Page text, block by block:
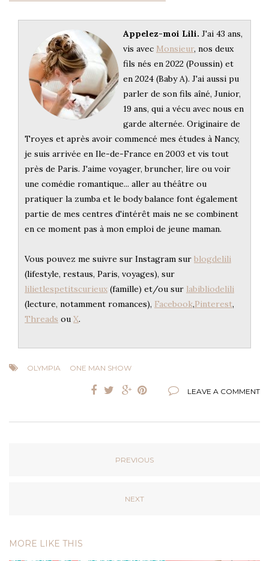
Appelez-moi Lili. J'ai 43 ans,
vis avec Monsieur, nos deux
fils nés en 2022 (Poussin) et
en 2024 (Baby A). J'ai aussi pu
parler de son fils aîné, Junior,
19 ans, qui a vécu avec nous en
garde alternée. Originaire de
Troyes et après avoir commencé mes études à Nancy,
je suis arrivée en Ile-de-France en 2003 et vis tout
près de Paris. J'aime voyager, bruncher, lire ou voir
une comédie romantique... aller au théâtre ou
pratiquer la zumba et le body balance font également
partie de mes centres d'intérêt mais ne se combinent
en ce moment pas à mon emploi de jeune maman.
Vous pouvez me suivre sur Instagram sur blogdelili
(lifestyle, restaus, Paris, voyages), sur
lilietlespetitscurieux (famille) et/ou sur labibliodelili
(lecture, notamment romances), Facebook,Pinterest,
Threads ou X.
OLYMPIA ONE MAN SHOW
LEAVE A COMMENT
PREVIOUS
NEXT
MORE LIKE THIS